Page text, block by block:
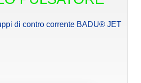
di contro corrente BADU® JET